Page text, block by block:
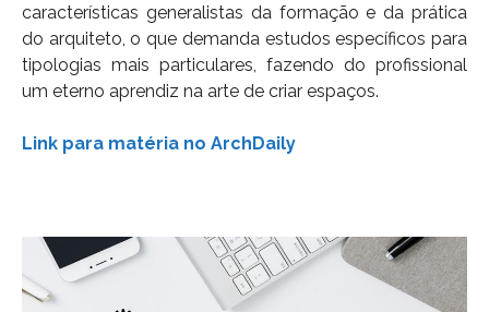
características generalistas da formação e da prática
do arquiteto, o que demanda estudos específicos para
tipologias mais particulares, fazendo do profissional
um eterno aprendiz na arte de criar espaços.
Link para matéria no ArchDaily